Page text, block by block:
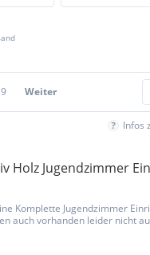
9 Weiter
Infos
Holz Jugendzimmer
Komplette Jugendzimmer
auch vorhanden leider nicht